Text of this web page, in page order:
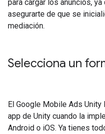
para cargar los anuncios,
asegurarte de que se
mediación.
Selecciona un
El Google Mobile Ads Unity
app de Unity cuando la
Android o iOS. Ya tienes